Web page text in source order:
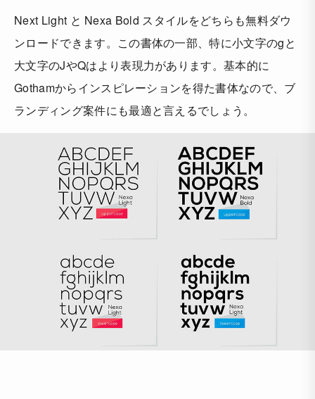
Next Light と Nexa Bold スタイルをどちらも無料ダウ
ンロードできます。この書体の一部、特に小文字のgと
大文字のJやQはより表現力があります。基本的に
Gothamからインスピレーションを得た書体なので、ブ
ランディング案件にも最適と言えるでしょう。